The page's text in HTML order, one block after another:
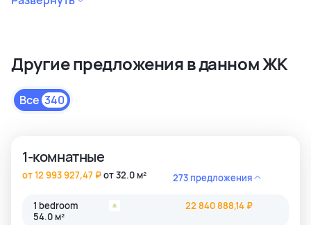
особое внимание дизайну, качеству строительства и
коммерческих объектах и жилой недвижимости
высокого качества в сегментах недвижимости
премиального и среднего класса. Среди районов
застройки как престижные комьюнити Бангкока, так и
Другие предложения в данном ЖК
Все 340
1-комнатные
от 32.0 м²
от 12 993 927,47 ₽ 273 предложения
1 bedroom
54.0 м²
22 840 888,14 ₽